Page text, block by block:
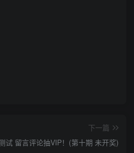
下一篇
试 留言评论抽VIP！(第十期 未开奖)